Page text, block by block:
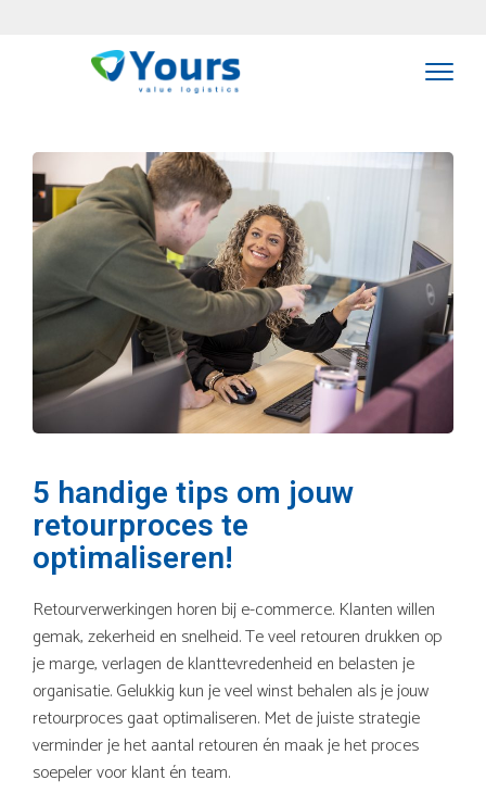
5 handige tips om jouw
retourproces te
optimaliseren!
Retourverwerkingen horen bij e-commerce. Klanten willen
gemak, zekerheid en snelheid. Te veel retouren drukken op
je marge, verlagen de klanttevredenheid en belasten je
organisatie. Gelukkig kun je veel winst behalen als je jouw
retourproces gaat optimaliseren. Met de juiste strategie
verminder je het aantal retouren én maak je het proces
soepeler voor klant én team.